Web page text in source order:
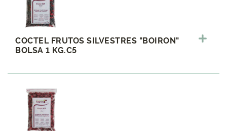
COCTEL FRUTOS SILVESTRES "BOIRON"
BOLSA 1 KG.C5